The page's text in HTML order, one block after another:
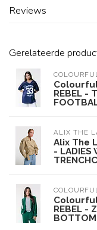
Reviews
Gerelateerde
Colourful
REBEL -
ALIX THE
Alix The
- LADIES
Colourful
REBEL -
BOTTOM